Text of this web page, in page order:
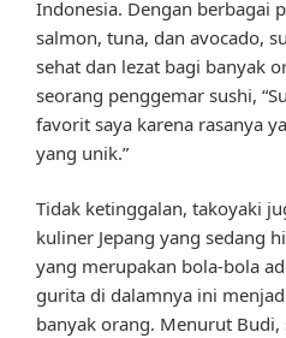
Indonesia. Dengan berbagai
salmon, tuna, dan avocado,
sehat dan lezat bagi banyak
seorang penggemar sushi,
favorit saya karena rasanya
yang unik.”
Tidak ketinggalan, takoyaki
kuliner Jepang yang sedang
yang merupakan bola-bola
gurita di dalamnya ini
banyak orang. Menurut